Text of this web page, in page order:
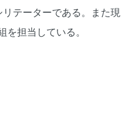
テーターである。また現
担当している。